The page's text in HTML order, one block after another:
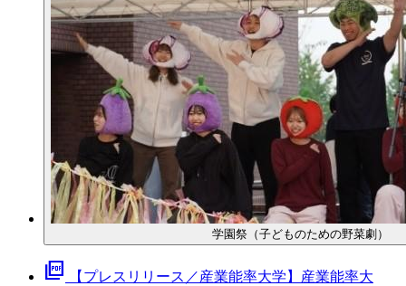
学園祭（子どものための野菜劇）
picture_as_pdf
【プレスリリース／産業能率大学】産業能率大